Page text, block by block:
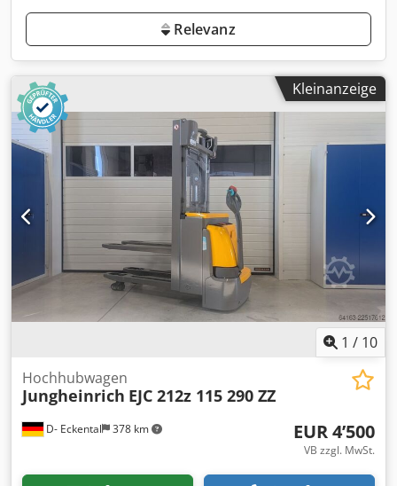
Relevanz
Kleinanzeige
1 / 10
D- Eckental 378 km
Hochhubwagen
Jungheinrich EJC 212z 115 290 ZZ
EUR 4’500
VB zzgl. MwSt.